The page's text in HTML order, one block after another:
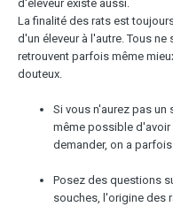
d'éleveur existe aussi.
La finalité des rats est
d'un éleveur à l'autre. Tous
retrouvent parfois même
douteux.
Si vous n'aurez pas un
même possible
demander, on a
Posez des questions
souches, l'origine des